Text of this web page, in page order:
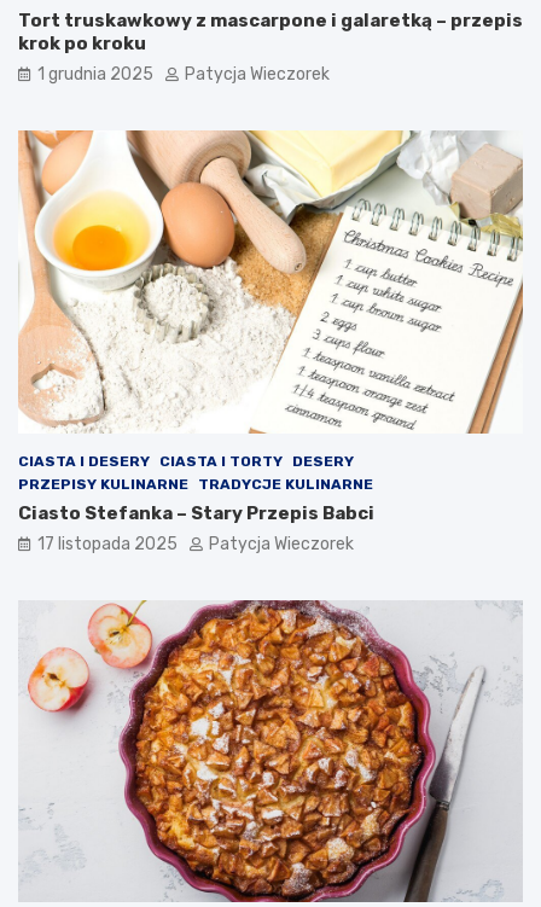
Tort truskawkowy z mascarpone i galaretką – przepis
krok po kroku
1 grudnia 2025 Patycja Wieczorek
CIASTA I DESERY CIASTA I TORTY
DESERY
PRZEPISY KULINARNE
TRADYCJE KULINARNE
Ciasto Stefanka – Stary Przepis Babci
17 listopada 2025 Patycja Wieczorek